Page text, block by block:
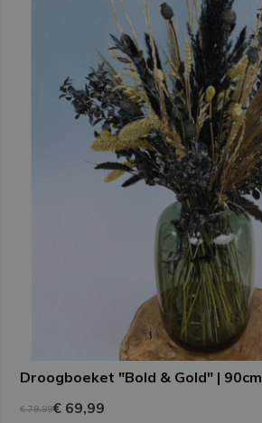
Droogboeket "Bold & Gold" | 90cm
€ 79,99€ 69,99